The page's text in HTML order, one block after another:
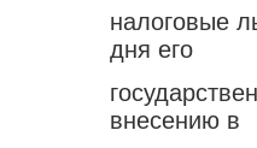
налоговые
дня его
внесению в